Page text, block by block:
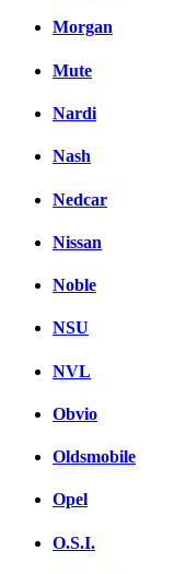
Morgan
Mute
Nardi
Nash
Nedcar
Nissan
Noble
NSU
NVL
Obvio
Oldsmobile
Opel
O.S.I.